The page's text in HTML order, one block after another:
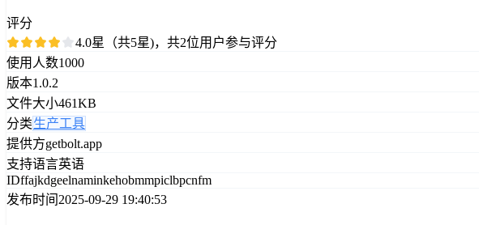
评分
4.0星（共5星)，共2位用户参与评分
使用人数1000
版本1.0.2
文件大小461KB
分类生产工具
提供方getbolt.app
支持语言英语
IDffajkdgeelnaminkehobmmpiclbpcnfm
发布时间 2025-09-29 19:40:53